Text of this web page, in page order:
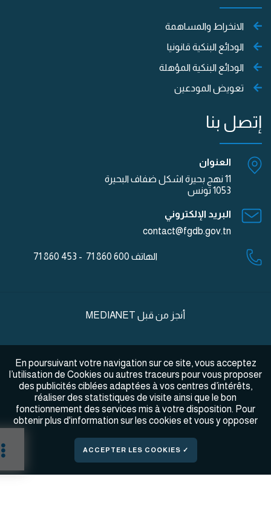
الانخراط والمساهمة
الودائع البنكية قانونيا
الودائع البنكية المؤهلة
تعويض المودعين
إتصل بنا
العنوان
1053 تونس
البريد الإلكتروني
contact@fgdb.gov.tn
الهاتف600 860 71 - 453 860 71
أنجز من قبلMEDIANET
En poursuivant votre navigation sur ce site, vous acceptez
l’utilisation de Cookies ou autres traceurs pour vous proposer
des publicités ciblées adaptées à vos centres d’intérêts,
réaliser des statistiques de visite ainsi que le bon
fonctionnement des services mis à votre disposition. Pour
obtenir plus d'information sur les cookies et vous y opposer